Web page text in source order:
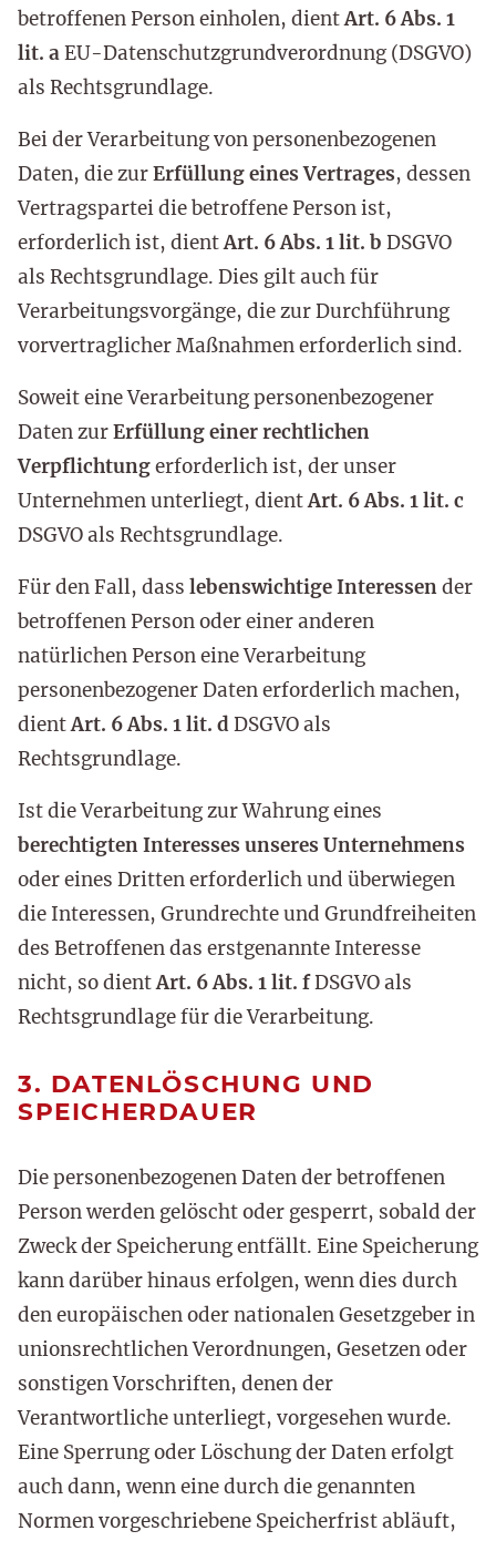
betroffenen Person einholen, dientArt. 6 Abs. 1
lit. aEU-Datenschutzgrundverordnung (DSGVO)
als Rechtsgrundlage.
Bei der Verarbeitung von personenbezogenen
Daten, die zurErfüllung eines Vertrages, dessen
Vertragspartei die betroffene Person ist,
erforderlich ist, dientArt. 6 Abs. 1 lit. b DSGVO
als Rechtsgrundlage. Dies gilt auch für
Verarbeitungsvorgänge, die zur Durchführung
vorvertraglicher Maßnahmen erforderlich sind.
Soweit eine Verarbeitung personenbezogener
Daten zurErfüllung einer rechtlichen
Verpflichtungerforderlich ist, der unser
Unternehmen unterliegt, dientArt. 6 Abs. 1 lit. c
DSGVO als Rechtsgrundlage.
Für den Fall, dass lebenswichtige Interessender
betroffenen Person oder einer anderen
natürlichen Person eine Verarbeitung
personenbezogener Daten erforderlich machen,
dientArt. 6 Abs. 1 lit. dDSGVO als
Rechtsgrundlage.
Ist die Verarbeitung zur Wahrung eines
berechtigten Interesses unseres Unternehmens
oder eines Dritten erforderlich und überwiegen
die Interessen, Grundrechte und Grundfreiheiten
des Betroffenen das erstgenannte Interesse
nicht, so dientArt. 6 Abs. 1 lit. fDSGVO als
Rechtsgrundlage für die Verarbeitung.
3. DATENLÖSCHUNG UND
SPEICHERDAUER
Die personenbezogenen Daten der betroffenen
Person werden gelöscht oder gesperrt, sobald der
Zweck der Speicherung entfällt. Eine Speicherung
kann darüber hinaus erfolgen, wenn dies durch
den europäischen oder nationalen Gesetzgeber in
unionsrechtlichen Verordnungen, Gesetzen oder
sonstigen Vorschriften, denen der
Verantwortliche unterliegt, vorgesehen wurde.
Eine Sperrung oder Löschung der Daten erfolgt
auch dann, wenn eine durch die genannten
Normen vorgeschriebene Speicherfrist abläuft,